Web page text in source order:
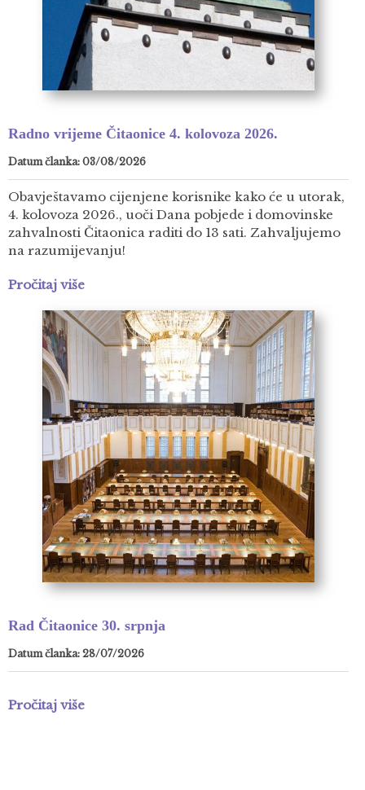
Radno vrijeme Čitaonice 4. kolovoza 2026.
Datum članka: 03/08/2026
Obavještavamo cijenjene korisnike kako će u utorak,
4. kolovoza 2026., uoči Dana pobjede i domovinske
zahvalnosti Čitaonica raditi do 13 sati. Zahvaljujemo
na razumijevanju!
Pročitaj više
Rad Čitaonice 30. srpnja
Datum članka: 28/07/2026
Pročitaj više